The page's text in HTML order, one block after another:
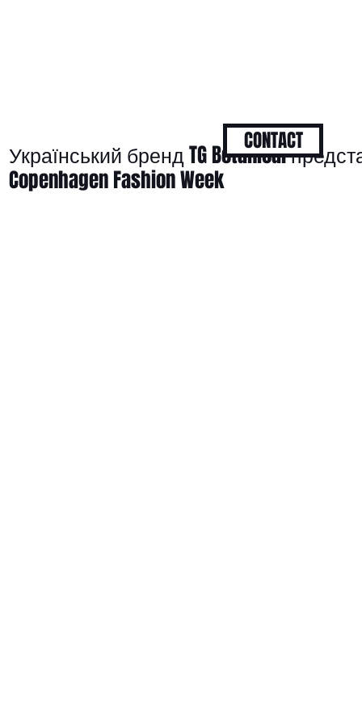
Український бренд TG Botanical
Copenhagen Fashion Week
CONTACT